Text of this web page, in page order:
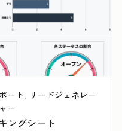
ート, リードジェネレー
ー
ングシート